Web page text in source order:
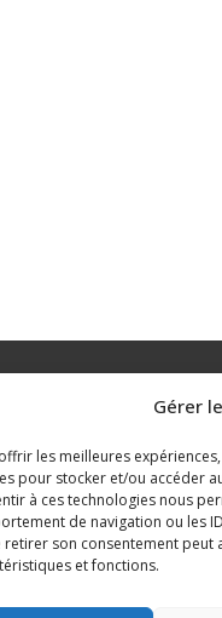
Gérer
les meilleures
pour stocker et/ou accéder
à ces technologies nous
de navigation ou les
retirer son consentement peut
et fonctions.
563 ROUTE DU
FRANCE